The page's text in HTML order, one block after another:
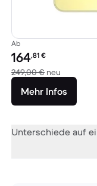
Ab
Preis des erneuerten
164,81 €
249,00 € neu
Mehr Infos
Unterschiede auf